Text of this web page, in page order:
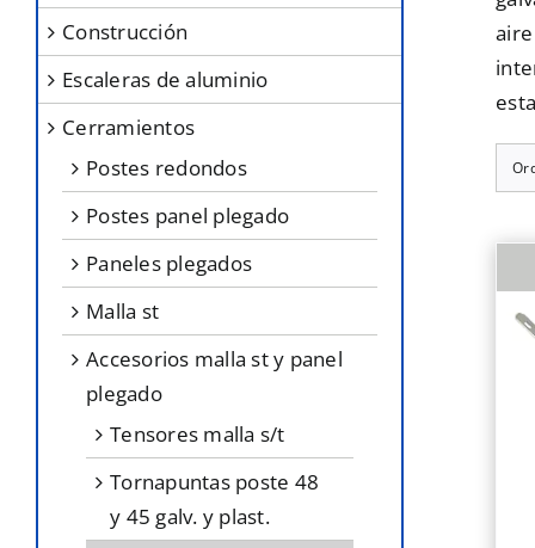
construcción
escaleras de aluminio
cerramientos
postes redondos
postes panel plegado
paneles plegados
malla st
accesorios malla st y panel
plegado
tensores malla s/t
tornapuntas poste 48
y 45 galv. y plast.